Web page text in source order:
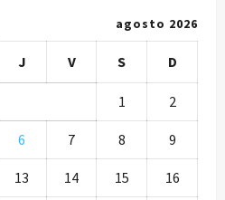
agosto 2026
J V S D
1 2
6 7 8 9
13 14 15 16